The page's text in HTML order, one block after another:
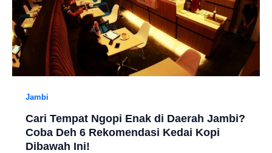
Jambi
Cari Tempat Ngopi Enak di Daerah Jambi?
Coba Deh 6 Rekomendasi Kedai Kopi
Dibawah Ini!